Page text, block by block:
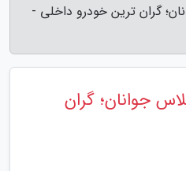
گران ترین خودرو داخلی -
جوانان؛ گران